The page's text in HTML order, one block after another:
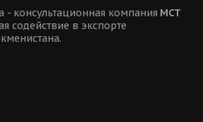
- консультационная компания MCT
содействие в экспорте